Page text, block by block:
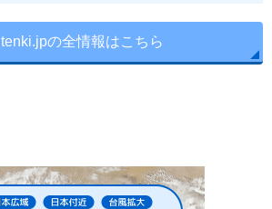
tenki.jpの全情報はこちら